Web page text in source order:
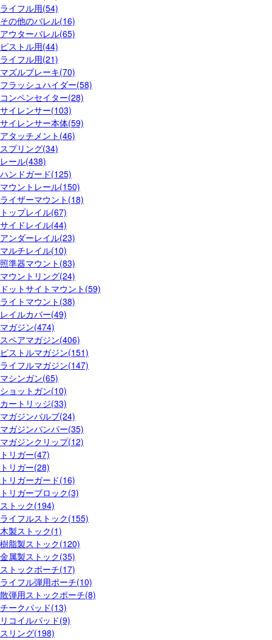
ライフル用(54)
その他のバレル(16)
アウターバレル(65)
ピストル用(44)
ライフル用(21)
マズルブレーキ(70)
フラッシュハイダー(58)
コンペンセイター(28)
サイレンサー(103)
サイレンサー本体(59)
アタッチメント(46)
スプリング(34)
レール(438)
ハンドガード(125)
マウントレール(150)
ライザーマウント(18)
トップレイル(67)
サイドレイル(44)
アンダーレイル(23)
マルチレイル(10)
照準器マウント(83)
マウントリング(24)
ドットサイトマウント(59)
ライトマウント(38)
レイルカバー(49)
マガジン(474)
スペアマガジン(406)
ピストルマガジン(151)
ライフルマガジン(147)
マシンガン(65)
ショットガン(10)
カートリッジ(33)
マガジンバルブ(24)
マガジンバンパー(35)
マガジンクリップ(12)
トリガー(47)
トリガー(28)
トリガーガード(16)
トリガーブロック(3)
ストック(194)
ライフルストック(155)
木製ストック(1)
樹脂製ストック(120)
金属製ストック(35)
ストックポーチ(17)
ライフル弾用ポーチ(10)
散弾用ストックポーチ(8)
チークパッド(13)
リコイルパッド(9)
スリング(198)